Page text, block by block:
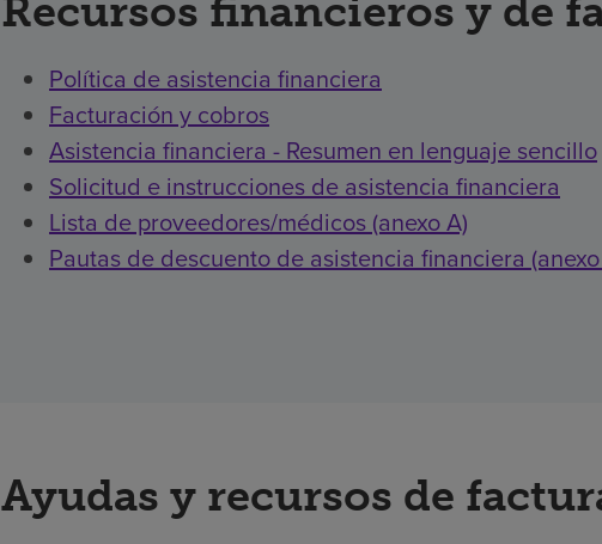
Recursos financieros y de
Política de asistencia financiera
Facturación y cobros
Asistencia financiera - Resumen en lenguaje sencillo
Solicitud e instrucciones de asistencia financiera
Lista de proveedores/médicos (anexo A)
Pautas de descuento de asistencia financiera
Ayudas y recursos de